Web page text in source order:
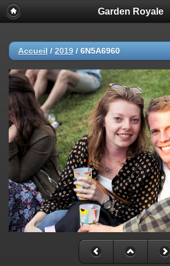
Garden Royale
Accueil / 2019 / 6N5A6960